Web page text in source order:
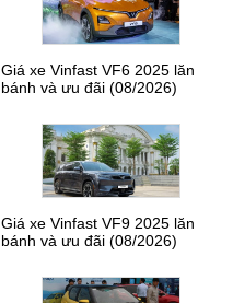
Giá xe Vinfast VF6 2025 lăn
bánh và ưu đãi (08/2026)
Giá xe Vinfast VF9 2025 lăn
bánh và ưu đãi (08/2026)